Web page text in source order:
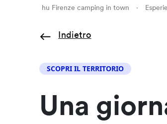
hu Firenze camping in town ·
Indietro
SCOPRI IL TERRITORIO
Una